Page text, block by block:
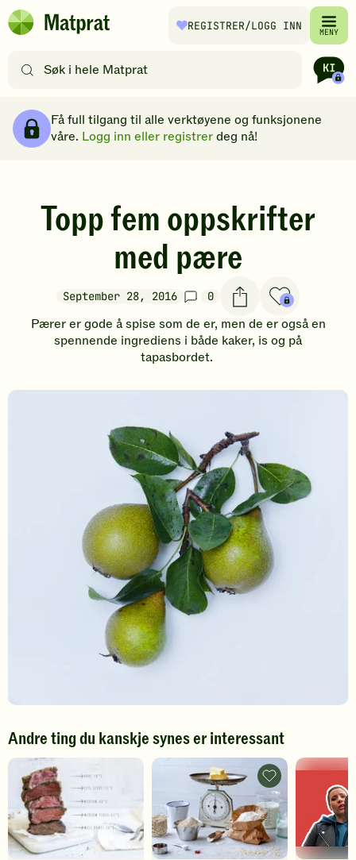
Hopp til hovedinnhold
Matprat
REGISTRER/LOGG INN MENY
etter
filtre
Få full tilgang til alle verktøyene og funksjonene
våre. Logg inn eller registrerdeg nå!
Topp fem oppskrifter
med pære
September 28, 2016 0
Pærerer gode å spise som de er, men de er også en
spennende ingrediens i både kaker, is og på
tapasbordet.
Andre ting du kanskje synes er interessant
Mål
og
vekt
-
legg
til
favoritter